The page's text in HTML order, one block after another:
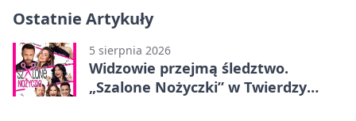
Ostatnie Artykuły
5 sierpnia 2026
Widzowie przejmą śledztwo.
„Szalone Nożyczki” w Twierdzy